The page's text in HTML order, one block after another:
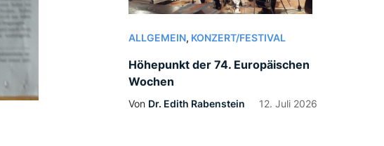
ALLGEMEIN, KONZERT/FESTIVAL
Höhepunkt der 74. Europäischen
Wochen
Von Dr. Edith Rabenstein 12. Juli 2026